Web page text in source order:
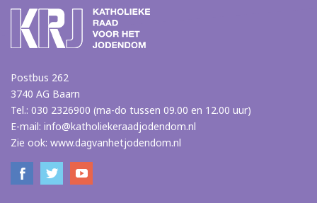
Postbus 262
3740 AG Baarn
Tel.: 030 2326900 (ma-do tussen 09.00 en 12.00 uur)
E-mail: info@katholiekeraadjodendom.nl
Zie ook: www.dagvanhetjodendom.nl